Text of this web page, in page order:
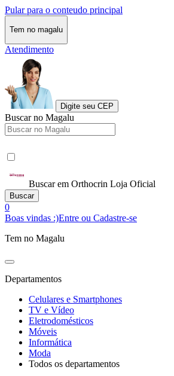
Pular para o conteudo principal
Tem no magalu
Atendimento
Digite seu CEP
Buscar no Magalu
Buscar em Orthocrin Loja Oficial
Buscar
0
Boas vindas :)Entre ou Cadastre-se
Tem no Magalu
Departamentos
Celulares e Smartphones
TV e Vídeo
Eletrodomésticos
Móveis
Informática
Moda
Todos os departamentos